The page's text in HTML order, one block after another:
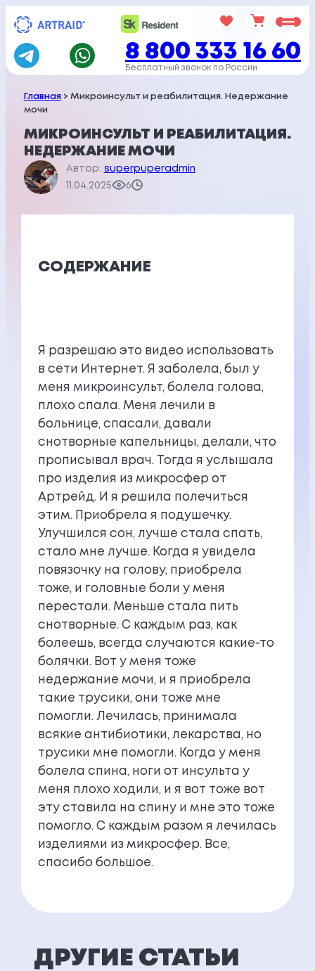
Перейти
содержимому
8 800 333 16 60
Бесплатный звонок по России
Главная> Микроинсульт и реабилитация. Недержание
мочи
МИКРОИНСУЛЬТ И РЕАБИЛИТАЦИЯ.
НЕДЕРЖАНИЕ МОЧИ
Автор: superpuperadmin
11.04.2025 6
СОДЕРЖАНИЕ
Я разрешаю это видео использовать
в сети Интернет. Я заболела, был у
меня микроинсульт, болела голова,
плохо спала. Меня лечили в
больнице, спасали, давали
снотворные капельницы, делали, что
прописывал врач. Тогда я услышала
про изделия из микросфер от
Артрейд. И я решила полечиться
этим. Приобрела я подушечку.
Улучшился сон, лучше стала спать,
стало мне лучше. Когда я увидела
повязочку на голову, приобрела
тоже, и головные боли у меня
перестали. Меньше стала пить
снотворные. С каждым раз, как
болеешь, всегда случаются какие-то
болячки. Вот у меня тоже
недержание мочи, и я приобрела
такие трусики, они тоже мне
помогли. Лечилась, принимала
всякие антибиотики, лекарства, но
трусики мне помогли. Когда у меня
болела спина, ноги от инсульта у
меня плохо ходили, и я вот тоже вот
эту ставила на спину и мне это тоже
помогло. С каждым разом я лечилась
изделиями из микросфер. Все,
спасибо большое.
ДРУГИЕ СТАТЬИ